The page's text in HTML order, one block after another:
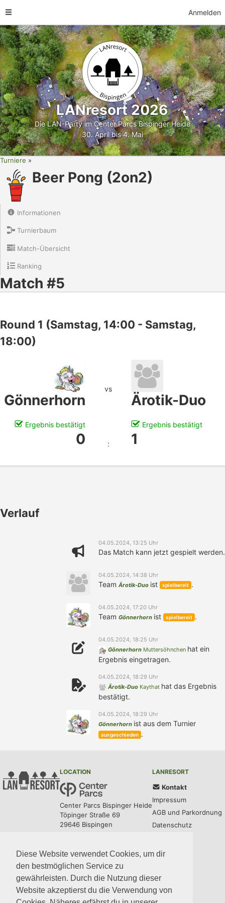
Diese Website verwendet Cookies, um dir
den bestmöglichen Service zu
gewährleisten. Durch die Nutzung dieser
Website akzeptierst du die Verwendung von
Anmelden
LANresort 2026
Die LAN-Party im Center Parcs Bispinger Heide
30. April bis 4. Mai
Turniere
Beer Pong (2on2)
Informationen
Turnierbaum
Match-Übersicht
Ranking
Match #5
Round 1 (Samstag, 14:00 - Samstag,
18:00)
Gönnerhorn
vs
Ärotik-Duo
Ergebnis bestätigt Ergebnis bestätigt
0 : 1
Verlauf
04.05.2024, 13:25 Uhr
Das Match kann jetzt gespielt werden.
04.05.2024, 14:38 Uhr
Team Ärotik-Duo ist spielbereit .
04.05.2024, 17:20 Uhr
Team Gönnerhorn ist spielbereit .
04.05.2024, 18:25 Uhr
Gönnerhorn Muttersöhnchen hat ein
Ergebnis eingetragen.
04.05.2024, 18:29 Uhr
Ärotik-Duo Kaythat hat das Ergebnis
bestätigt.
04.05.2024, 18:29 Uhr
Gönnerhorn ist aus dem Turnier
ausgeschieden .
LOCATION
Center Parcs Bispinger Heide
Töpinger Straße 69
29646 Bispingen
LANRESORT
Kontakt
Impressum
AGB und Parkordnung
Datenschutz
UPDATES COMMUNITY CODE